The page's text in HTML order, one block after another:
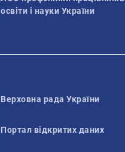
освіти і науки України
Верховна рада України
Портал відкритих даних